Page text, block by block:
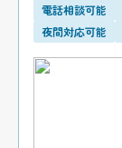
電話相談可能
夜間対応可能